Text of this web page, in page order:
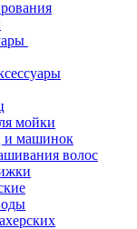
мойки
и машинок
волос